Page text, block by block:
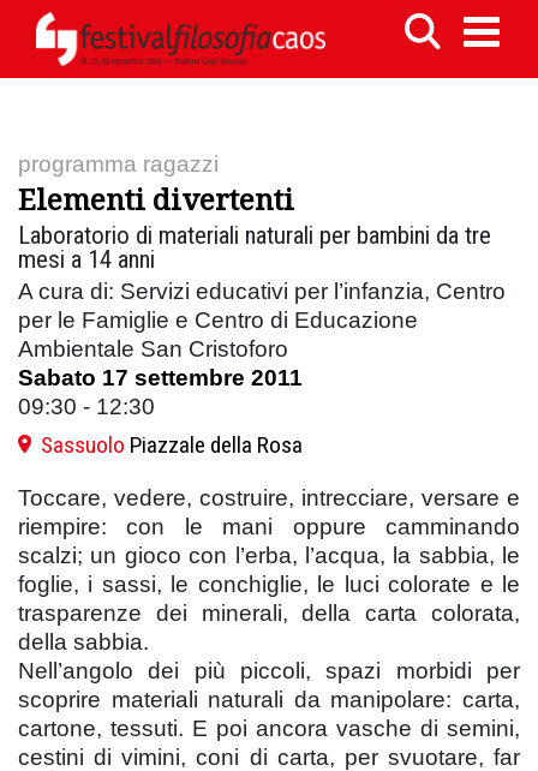
programma ragazzi
Elementi divertenti
Laboratorio di materiali naturali per bambini da tre
mesi a 14 anni
A cura di: Servizi educativi per l’infanzia, Centro
per le Famiglie e Centro di Educazione
Ambientale San Cristoforo
Sabato 17 settembre 2011
09:30 - 12:30
Sassuolo Piazzale della Rosa
Toccare, vedere, costruire, intrecciare, versare e
riempire: con le mani oppure camminando
scalzi; un gioco con l’erba, l’acqua, la sabbia, le
foglie, i sassi, le conchiglie, le luci colorate e le
trasparenze dei minerali, della carta colorata,
della sabbia.
Nell’angolo dei più piccoli, spazi morbidi per
scoprire materiali naturali da manipolare: carta,
cartone, tessuti. E poi ancora vasche di semini,
cestini di vimini, coni di carta, per svuotare, far